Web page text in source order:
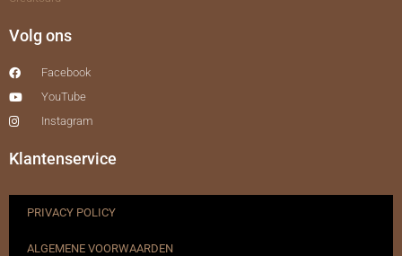
Volg ons
Facebook
YouTube
Instagram
Klantenservice
PRIVACY POLICY
ALGEMENE VOORWAARDEN